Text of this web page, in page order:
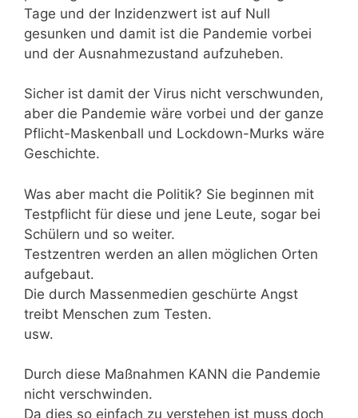
Tage und der Inzidenzwert ist auf Null
gesunken und damit ist die Pandemie vorbei
und der Ausnahmezustand aufzuheben.
Sicher ist damit der Virus nicht verschwunden,
aber die Pandemie wäre vorbei und der ganze
Pflicht-Maskenball und Lockdown-Murks wäre
Geschichte.
Was aber macht die Politik? Sie beginnen mit
Testpflicht für diese und jene Leute, sogar bei
Schülern und so weiter.
Testzentren werden an allen möglichen Orten
aufgebaut.
Die durch Massenmedien geschürte Angst
treibt Menschen zum Testen.
usw.
Durch diese Maßnahmen KANN die Pandemie
nicht verschwinden.
Da dies so einfach zu verstehen ist muss doch